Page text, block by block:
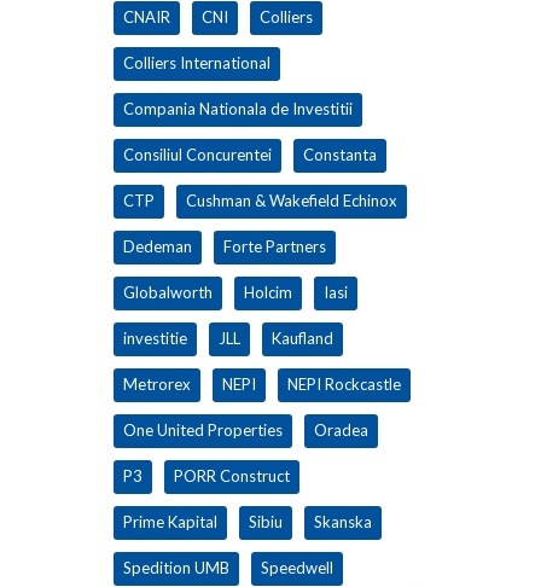
CNAIR CNI Colliers
Colliers International
Compania Nationala de Investitii
Consiliul Concurentei Constanta
CTP Cushman & Wakefield Echinox
Dedeman Forte Partners
Globalworth Holcim Iasi
investitie JLL Kaufland
Metrorex NEPI NEPI Rockcastle
One United Properties Oradea
P3 PORR Construct
Prime Kapital Sibiu Skanska
Spedition UMB Speedwell